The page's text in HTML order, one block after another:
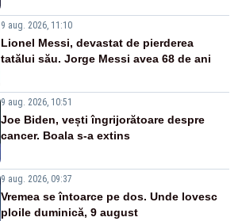
9 aug. 2026, 11:10
Lionel Messi, devastat de pierderea
tatălui său. Jorge Messi avea 68 de ani
9 aug. 2026, 10:51
Joe Biden, vești îngrijorătoare despre
cancer. Boala s-a extins
9 aug. 2026, 09:37
Vremea se întoarce pe dos. Unde lovesc
ploile duminică, 9 august